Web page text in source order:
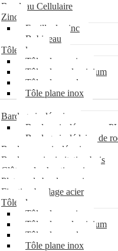
Bandeau Cellulaire
Zinc
Feuille de zinc
Bobineau
Tôle plane
Tôle plane acier
Tôle plane aluminium
Tôle plane galva
Tôle plane inox
Bardage isolé acier
Bardage isolé mousse
Bardage isolé laine de
Bardage non isolé acier
Bardage acier imitation bois
Clôture de chantier acier
Plateau de bardage acier
Fixation bardage acier
Tôle plane
Tôle plane acier
Tôle plane aluminium
Tôle plane galva
Tôle plane inox